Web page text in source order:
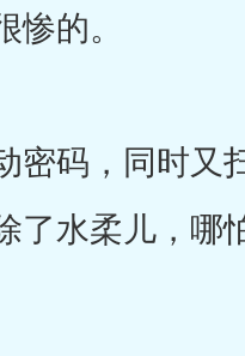
的。
码，同时又
了水柔儿，哪